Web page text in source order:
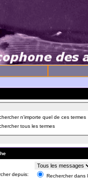
n'importe quel de ces termes
tous les termes
depuis:
Rechercher dans